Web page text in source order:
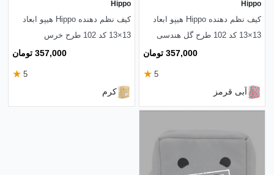
Hippo
کیف نظم دهنده Hippo هیپو ابعاد
13×13 کد 102 طرح گل هندسی
357,000 تومان
5
★
آبی قرمز
Hippo
کیف نظم دهنده Hippo هیپو ابعاد
13×13 کد 102 طرح خرس
357,000 تومان
5
★
کرم